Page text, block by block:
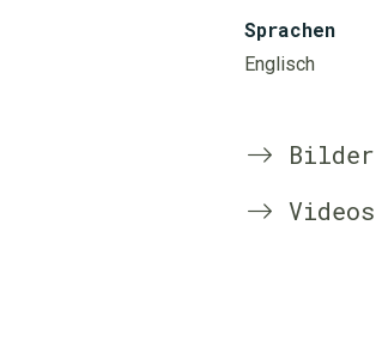
Sprachen
Englisch
Bilder
Videos